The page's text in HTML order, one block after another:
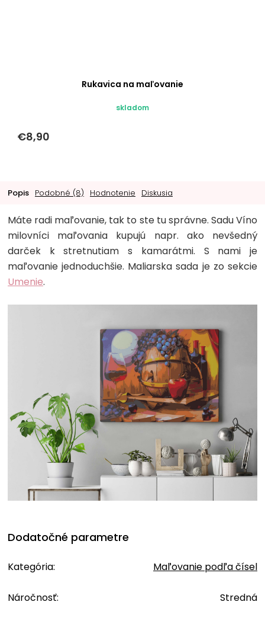
Rukavica na maľovanie
skladom
€8,90
Popis Podobné (8) Hodnotenie Diskusia
Máte radi maľovanie, tak to ste tu správne. Sadu Víno
milovníci maľovania kupujú napr. ako nevšedný
darček k stretnutiam s kamarátmi. S nami je
maľovanie jednoduchšie. Maliarska sada je zo sekcie
Umenie.
Dodatočné parametre
Kategória: Maľovanie podľa čísel
Náročnosť: Stredná